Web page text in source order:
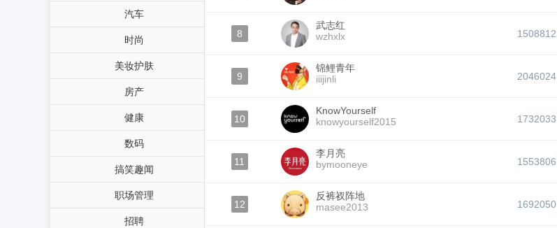
汽车
时尚
美妆护肤
房产
健康
数码
搞笑趣闻
职场管理
招聘
8
武志红
wzhxlx
1508812
9
锦鲤青年
iiijinli
2046024
10
KnowYourself
knowyourself2015
1732033
11
李月亮
bymooneye
1553806
12
反裤衩阵地
masee2013
1692050